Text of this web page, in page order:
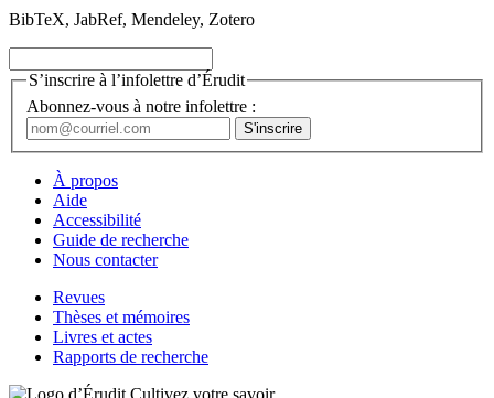
BibTeX, JabRef, Mendeley, Zotero
S’inscrire à l’infolettre d’Érudit
Abonnez-vous à notre infolettre :
À propos
Aide
Accessibilité
Guide de recherche
Nous contacter
Revues
Thèses et mémoires
Livres et actes
Rapports de recherche
Cultivez votre savoir.